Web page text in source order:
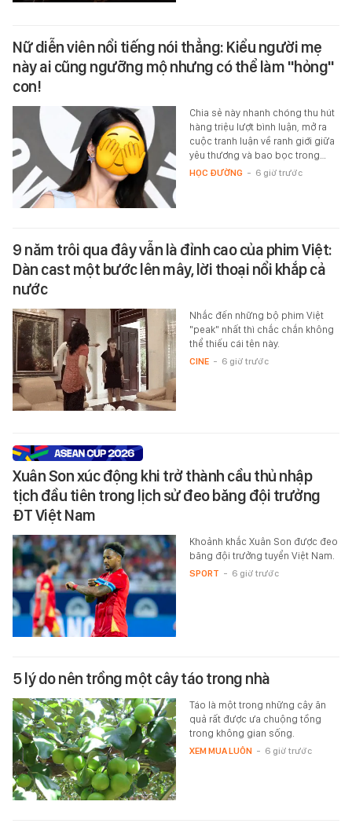
Nữ diễn viên nổi tiếng nói thẳng: Kiểu người mẹ
này ai cũng ngưỡng mộ nhưng có thể làm "hỏng"
con!
Chia sẻ này nhanh chóng thu hút
hàng triệu lượt bình luận, mở ra
cuộc tranh luận về ranh giới giữa
yêu thương và bao bọc trong…
HỌC ĐƯỜNG - 6 giờ trước
9 năm trôi qua đây vẫn là đỉnh cao của phim Việt:
Dàn cast một bước lên mây, lời thoại nổi khắp cả
nước
Nhắc đến những bộ phim Việt
"peak" nhất thì chắc chắn không
thể thiếu cái tên này.
CINE - 6 giờ trước
Xuân Son xúc động khi trở thành cầu thủ nhập
tịch đầu tiên trong lịch sử đeo băng đội trưởng
ĐT Việt Nam
Khoảnh khắc Xuân Son được đeo
băng đội trưởng tuyển Việt Nam.
SPORT - 6 giờ trước
5 lý do nên trồng một cây táo trong nhà
Táo là một trong những cây ăn
quả rất được ưa chuộng tồng
trong không gian sống.
XEM MUA LUÔN - 6 giờ trước